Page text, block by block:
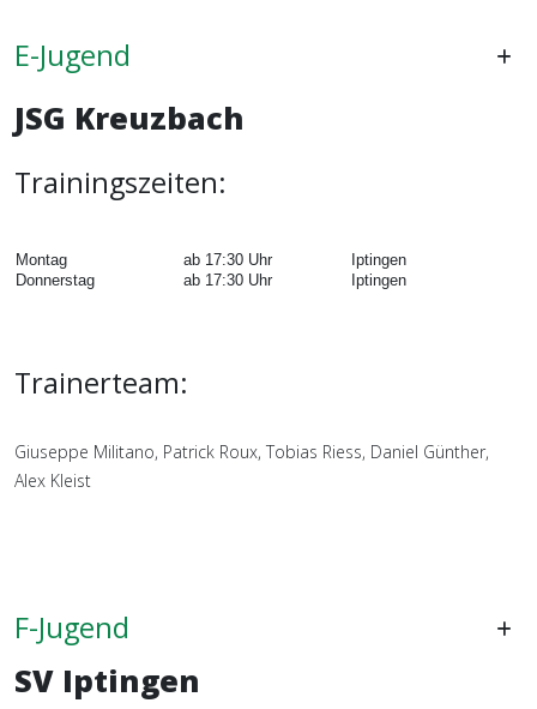
E-Jugend
JSG Kreuzbach
Trainingszeiten:
Montag ab 17:30 Uhr
Iptingen
Donnerstag
ab 17:30 Uhr Iptingen
Trainerteam:
Giuseppe Militano, Patrick Roux, Tobias Riess, Daniel Günther,
Alex Kleist
F-Jugend
SV Iptingen